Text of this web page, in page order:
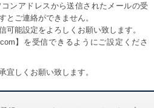
ンアドレスから送信されたメールの受
とご連絡ができません。
可能設定をよろしくお願い致します。
】を受信できるようにご設定くださ
宜しくお願い致します。